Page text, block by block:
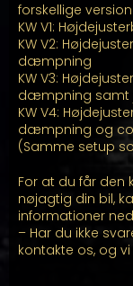
forskellige
KW V1:
KW V2:
dæmpning
KW V3:
dæmpning samt
KW V4:
dæmpning og
(Samme setup
For at du får den
nøjagtig din bil,
informationer
– Har du ikke
kontakte os, og